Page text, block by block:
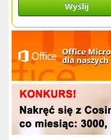
Wyślij